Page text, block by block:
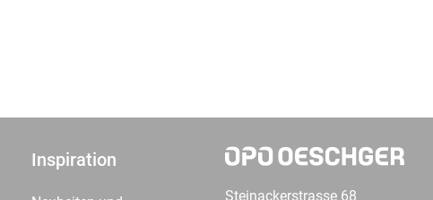
Inspiration
Steinackerstrasse 68